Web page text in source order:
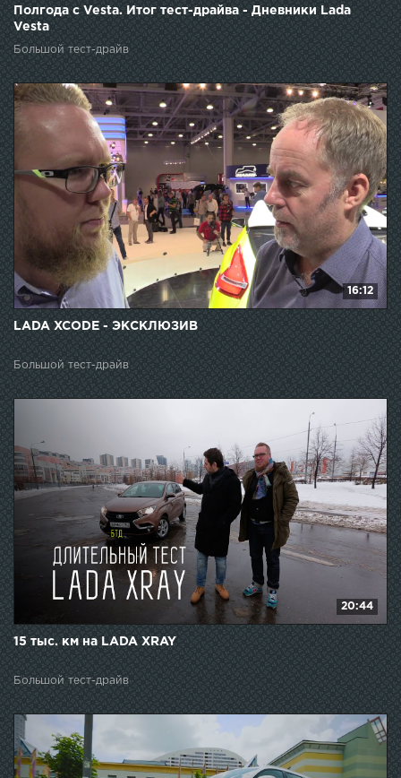
Полгода с Vesta. Итог тест-драйва - Дневники Lada
Vesta
Большой тест-драйв
16:12
LADA XCODE - ЭКСКЛЮЗИВ
Большой тест-драйв
20:44
15 тыс. км на LADA XRAY
Большой тест-драйв